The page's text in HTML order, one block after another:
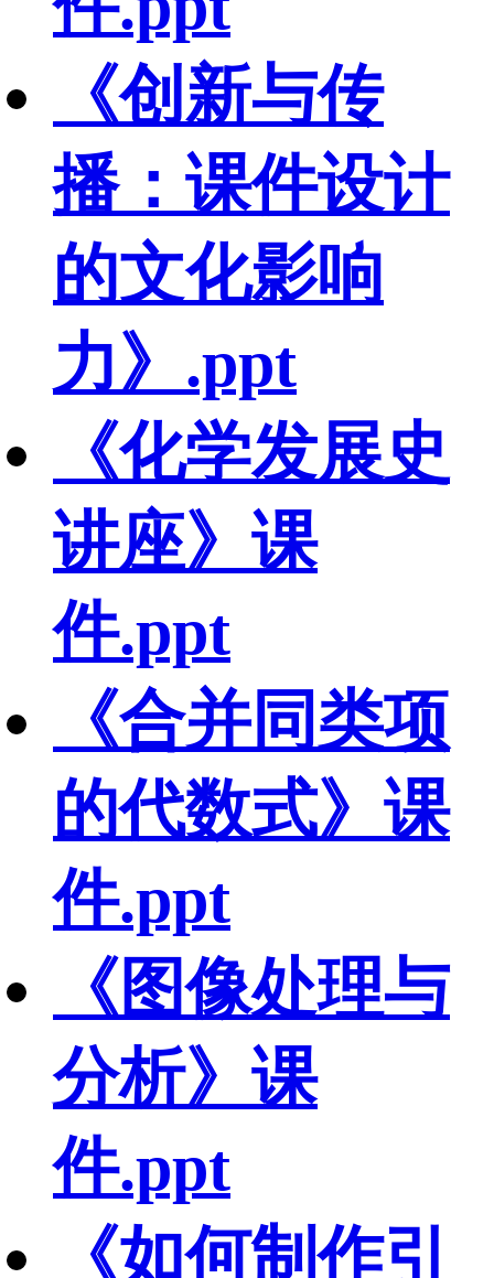
《创新与传
播：课件设计
的文化影响
力》.ppt
《化学发展史
讲座》课
件.ppt
《合并同类项
的代数式》课
件.ppt
《图像处理与
分析》课
件.ppt
《如何制作引